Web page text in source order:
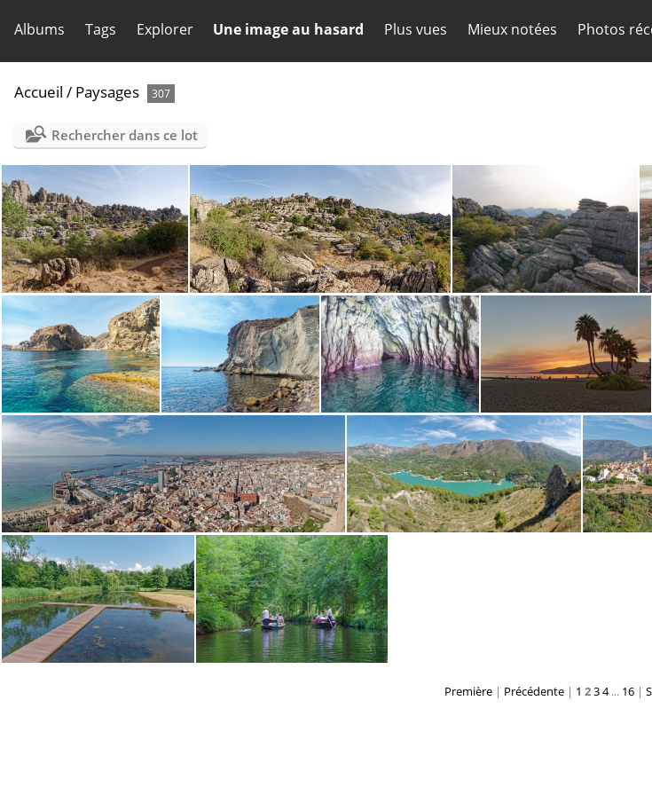
Albums Tags Explorer Une image au hasard Plus vues Mieux notées Photos
Accueil / Paysages 307
Rechercher dans ce lot
Torcal de Antequera 6325 Pano Torcal de Antequera Torcal de Antequera 6224
Cabo de Gata 090398 Cabo de Gata 090329 Cabo de Gata 090289 Almeria 5954
Pano Alicante 3 (auto)
Première| Précédente| 1 234... 16 |